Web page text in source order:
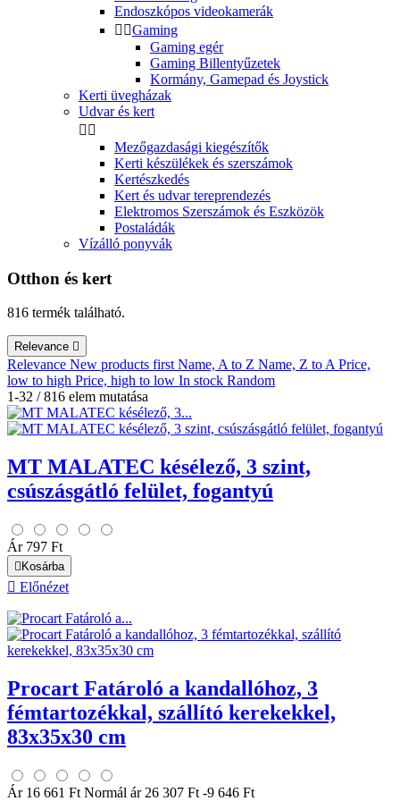
Növény támasz 1
Növényrögzítő kapcsok
Növénytámasztó háló 3
0
less
View products816
Endoszkópos videokamerák
 Gaming
Gaming egér
Gaming Billentyűzetek
Kormány, Gamepad és Joystick
Kerti üvegházak
Udvar és kert
 
Mezőgazdasági kiegészítők
Kerti készülékek és szerszámok
Kertészkedés
Kert és udvar tereprendezés
Elektromos Szerszámok és Eszközök
Postaládák
Vízálló ponyvák
Otthon és kert
816 termék található.
Relevance 
Relevance New products first Name, A to Z Name, Z to A Price,
low to high Price, high to low In stock Random
1-32 / 816 elem mutatása
MT MALATEC késélező, 3 szint,
csúszásgátló felület, fogantyú
Ár 797 Ft
 Kosárba
 Előnézet
Procart Fatároló a kandallóhoz, 3
fémtartozékkal, szállító kerekekkel,
83x35x30 cm
Ár 16 661 Ft Normál ár 26 307 Ft -9 646 Ft